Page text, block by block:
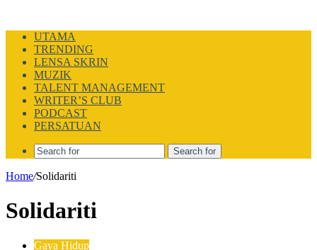
UTAMA
TRENDING
LENSA SKRIN
MUZIK
TALENT MANAGEMENT
WRITER’S CLUB
PODCAST
PERSATUAN
Search for
Home/Solidariti
Solidariti
Gaya Hidup